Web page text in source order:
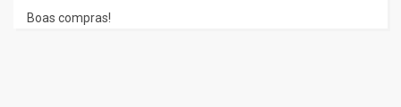
Boas compras!